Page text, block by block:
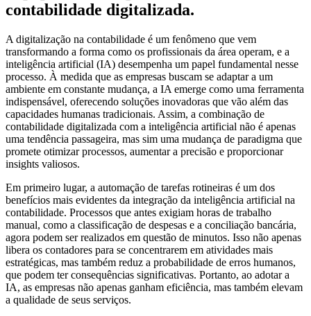
contabilidade digitalizada.
A digitalização na contabilidade é um fenômeno que vem
transformando a forma como os profissionais da área operam, e a
inteligência artificial (IA) desempenha um papel fundamental nesse
processo. À medida que as empresas buscam se adaptar a um
ambiente em constante mudança, a IA emerge como uma ferramenta
indispensável, oferecendo soluções inovadoras que vão além das
capacidades humanas tradicionais. Assim, a combinação de
contabilidade digitalizada com a inteligência artificial não é apenas
uma tendência passageira, mas sim uma mudança de paradigma que
promete otimizar processos, aumentar a precisão e proporcionar
insights valiosos.
Em primeiro lugar, a automação de tarefas rotineiras é um dos
benefícios mais evidentes da integração da inteligência artificial na
contabilidade. Processos que antes exigiam horas de trabalho
manual, como a classificação de despesas e a conciliação bancária,
agora podem ser realizados em questão de minutos. Isso não apenas
libera os contadores para se concentrarem em atividades mais
estratégicas, mas também reduz a probabilidade de erros humanos,
que podem ter consequências significativas. Portanto, ao adotar a
IA, as empresas não apenas ganham eficiência, mas também elevam
a qualidade de seus serviços.